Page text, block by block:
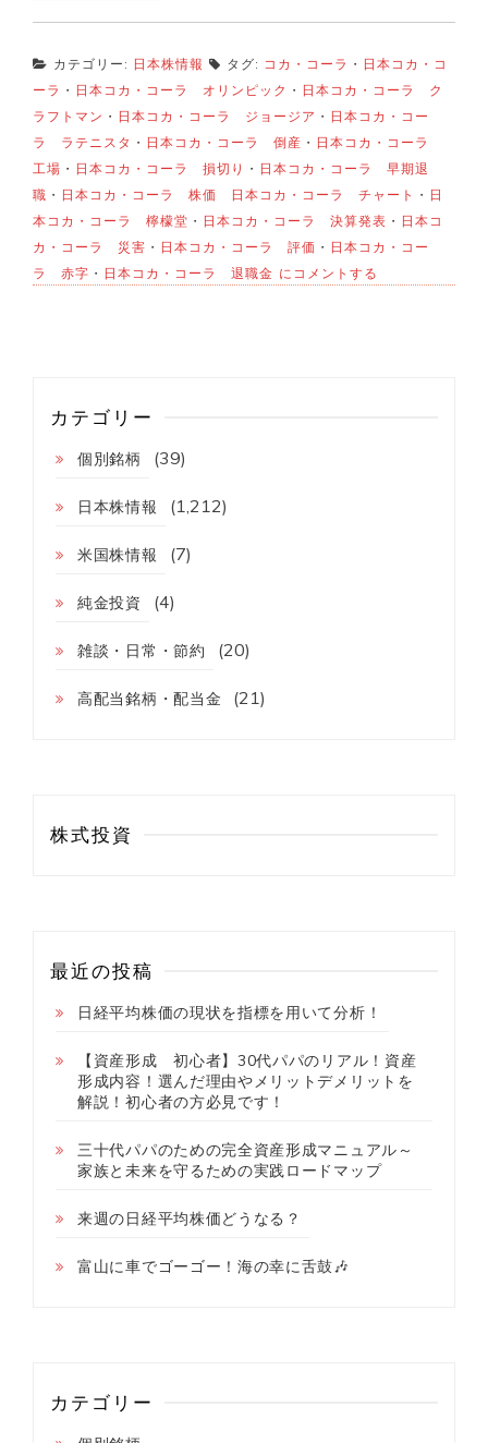
カテゴリー: 日本株情報 タグ: コカ・コーラ ・ 日本コカ・コ
ーラ ・ 日本コカ・コーラ オリンピック ・ 日本コカ・コーラ ク
ラフトマン ・ 日本コカ・コーラ ジョージア ・ 日本コカ・コー
ラ ラテニスタ ・ 日本コカ・コーラ 倒産 ・ 日本コカ・コーラ
工場 ・ 日本コカ・コーラ 損切り ・ 日本コカ・コーラ 早期退
職 ・ 日本コカ・コーラ 株価 日本コカ・コーラ チャート ・ 日
本コカ・コーラ 檸檬堂 ・ 日本コカ・コーラ 決算発表 ・ 日本コ
カ・コーラ 災害 ・ 日本コカ・コーラ 評価 ・ 日本コカ・コー
ラ 赤字 ・ 日本コカ・コーラ 退職金 日
本
にコメントする
カテゴリー
個別銘柄 (39)
日本株情報 (1,212)
米国株情報 (7)
純金投資 (4)
雑談・日常・節約 (20)
高配当銘柄・配当金 (21)
株式投資
最近の投稿
日経平均株価の現状を指標を用いて分析！
【資産形成 初心者】30代パパのリアル！資産
形成内容！選んだ理由やメリットデメリットを
解説！初心者の方必見です！
三十代パパのための完全資産形成マニュアル～
家族と未来を守るための実践ロードマップ
来週の日経平均株価どうなる？
富山に車でゴーゴー！海の幸に舌鼓🎶
カテゴリー